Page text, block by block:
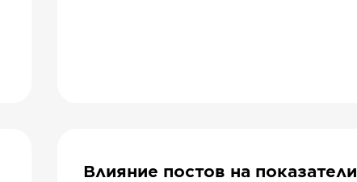
Влияние постов на показатели